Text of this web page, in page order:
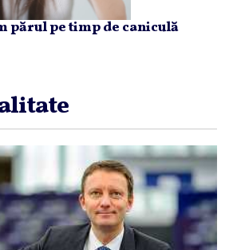
părul pe timp de caniculă